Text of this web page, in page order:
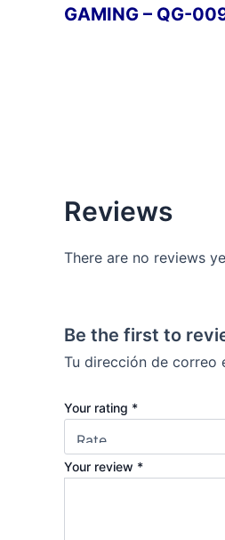
GAMING – QG-
Reviews
There are no reviews
Be the first to
Tu dirección de correo
Your rating *
Your review *